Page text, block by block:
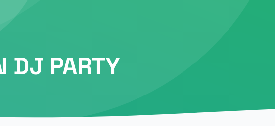
DJ PARTY